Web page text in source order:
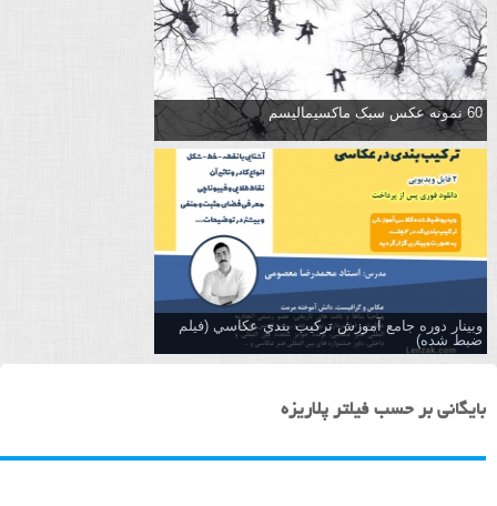
60 نمونه عکس سبک ماکسیمالیسم
وبینار دوره جامع آموزش تركيب بندي عكاسي (فیلم
ضبط شده)
بایگانی بر حسب فیلتر پلاریزه